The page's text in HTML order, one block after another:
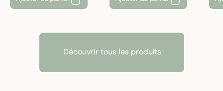
Découvrir tous les produits